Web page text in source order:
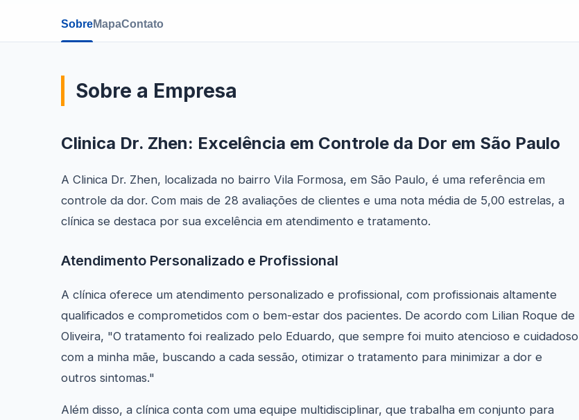
SobreMapaContato
Sobre a Empresa
Clinica Dr. Zhen: Excelência em Controle da Dor em São Paulo
A Clinica Dr. Zhen, localizada no bairro Vila Formosa, em São Paulo, é uma referência em
controle da dor. Com mais de 28 avaliações de clientes e uma nota média de 5,00 estrelas, a
clínica se destaca por sua excelência em atendimento e tratamento.
Atendimento Personalizado e Profissional
A clínica oferece um atendimento personalizado e profissional, com profissionais altamente
qualificados e comprometidos com o bem-estar dos pacientes. De acordo com Lilian Roque de
Oliveira, "O tratamento foi realizado pelo Eduardo, que sempre foi muito atencioso e cuidadoso
com a minha mãe, buscando a cada sessão, otimizar o tratamento para minimizar a dor e
outros sintomas."
Além disso, a clínica conta com uma equipe multidisciplinar, que trabalha em conjunto para